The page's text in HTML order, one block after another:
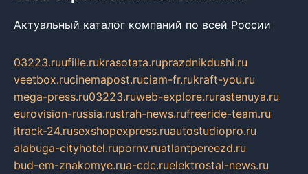
Актуальный каталог компаний по всей России
03223.ruufille.rukrasotata.ruprazdnikdushi.ru
veetbox.rucinemapost.ruciam-fr.rukraft-you.ru
mega-press.ru03223.ruweb-explore.rurastenuya.ru
eurovision-russia.rustrah-news.rufreeride-team.ru
itrack-24.rusexshopexpress.ruautostudiopro.ru
alabuga-cityhotel.rupornv.ruatlantpereezd.ru
bud-em-znakomye.rua-cdc.ruelektrostal-news.ru